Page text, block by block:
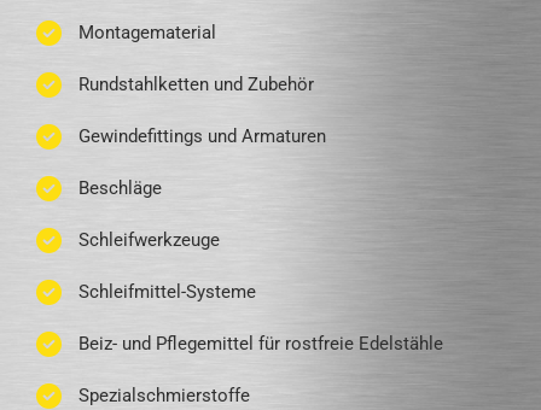
Montagematerial
Rundstahlketten und Zubehör
Gewindefittings und Armaturen
Beschläge
Schleifwerkzeuge
Schleifmittel-Systeme
Beiz- und Pflegemittel für rostfreie Edelstähle
Spezialschmierstoffe